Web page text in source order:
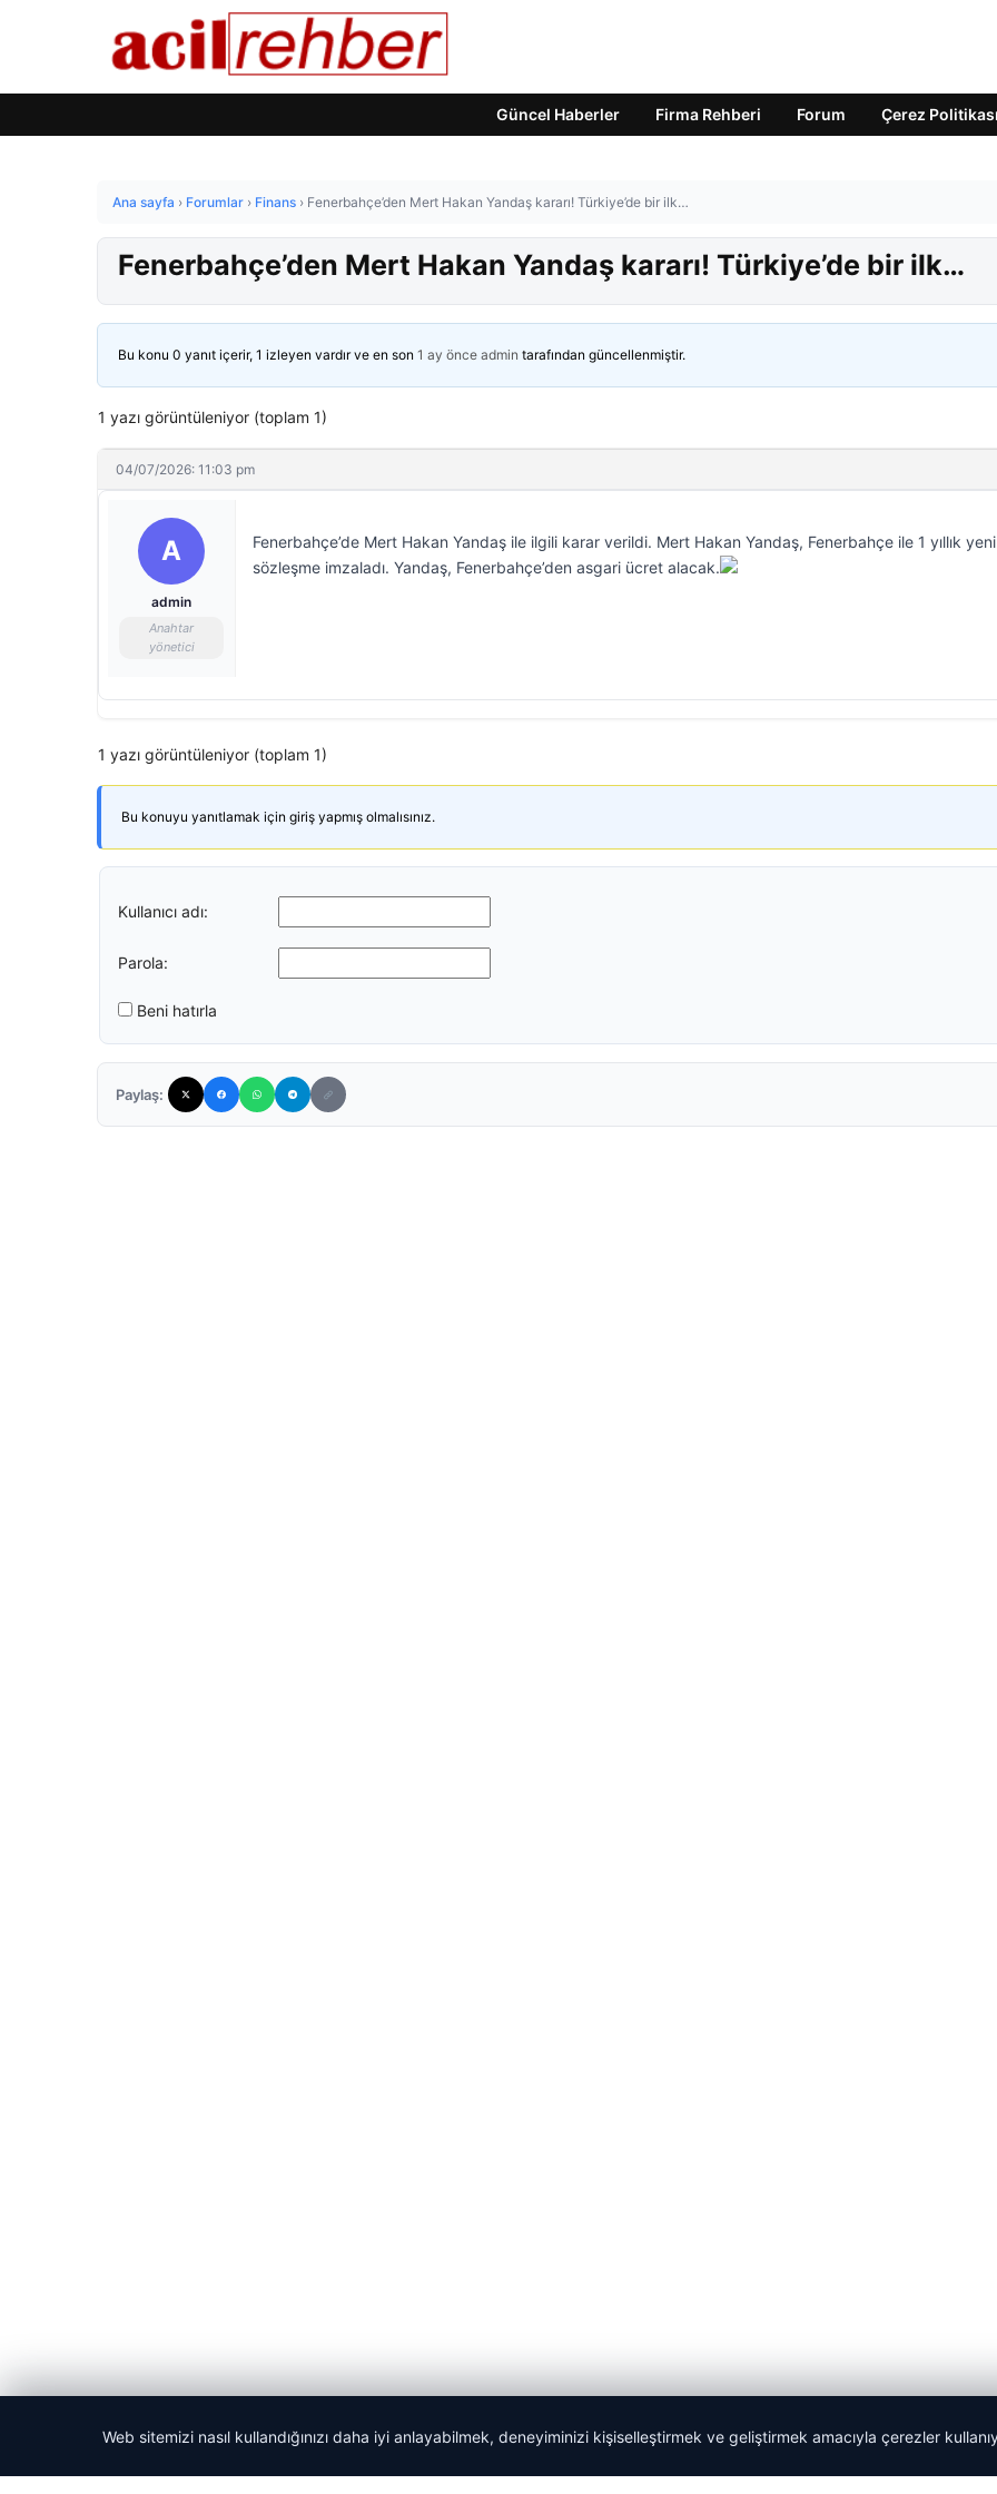
Güncel Haberler Firma Rehberi Forum Çerez Politikası
Ana sayfa › Forumlar › Finans › Fenerbahçe’den Mert Hakan Yandaş kararı! Türkiye’de bir ilk…
Fenerbahçe’den Mert Hakan Yandaş kararı! Türkiye’de bir ilk…
Bu konu 0 yanıt içerir, 1 izleyen vardır ve en son 1 ay önce admin tarafından güncellenmiştir.
1 yazı görüntüleniyor (toplam 1)
04/07/2026: 11:03 pm
A
admin
Anahtar
yönetici
Fenerbahçe’de Mert Hakan Yandaş ile ilgili karar verildi. Mert Hakan Yandaş, Fenerbahçe ile 1 yıllık yeni
sözleşme imzaladı. Yandaş, Fenerbahçe’den asgari ücret alacak.
1 yazı görüntüleniyor (toplam 1)
Bu konuyu yanıtlamak için giriş yapmış olmalısınız.
Kullanıcı adı:
Parola:
Beni hatırla
Paylaş:
© 2026 Acil Rehber | Gündem Haberleri
Web sitemizi nasıl kullandığınızı daha iyi anlayabilmek, deneyiminizi kişiselleştirmek ve geliştirmek amacıyla çerezler